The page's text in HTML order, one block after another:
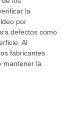
la
por
defectos como
Al
fabricantes
mantener la